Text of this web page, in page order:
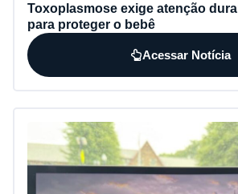
Toxoplasmose exige atenção
para proteger o bebê
Acessar Notícia